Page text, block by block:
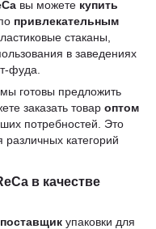
вы можете купить
привлекательным
стаканы,
в заведениях
фуда.
готовы предложить
заказать товар оптом
потребностей. Это
категорий
в качестве
упаковки для